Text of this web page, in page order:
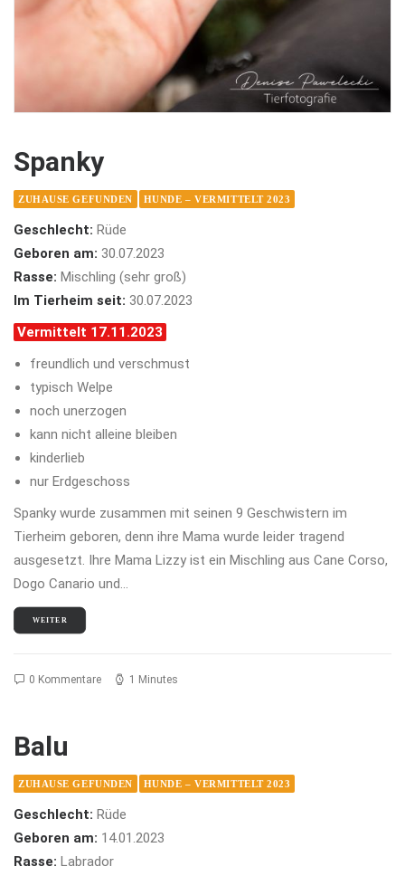
Spanky
ZUHAUSE GEFUNDEN HUNDE – VERMITTELT 2023
Geschlecht: Rüde
Geboren am: 30.07.2023
Rasse: Mischling (sehr groß)
Im Tierheim seit: 30.07.2023
Vermittelt 17.11.2023
freundlich und verschmust
typisch Welpe
noch unerzogen
kann nicht alleine bleiben
kinderlieb
nur Erdgeschoss
Spanky wurde zusammen mit seinen 9 Geschwistern im
Tierheim geboren, denn ihre Mama wurde leider tragend
ausgesetzt. Ihre Mama Lizzy ist ein Mischling aus Cane Corso,
Dogo Canario und…
WEITER
0 Kommentare 1 Minutes
Balu
ZUHAUSE GEFUNDEN HUNDE – VERMITTELT 2023
Geschlecht: Rüde
Geboren am: 14.01.2023
Rasse: Labrador